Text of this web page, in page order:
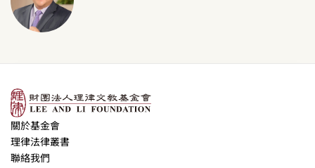
關於基金會
理律法律叢書
聯絡我們